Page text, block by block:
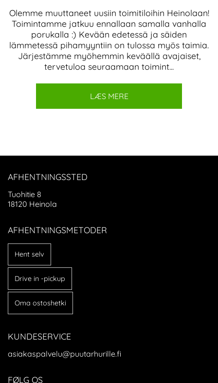
Olemme muuttaneet uusiin toimitiloihin Heinolaan!
Toimintamme jatkuu ennallaan samalla vanhalla
porukalla :) Kevään edetessä ja säiden
lämmetessä pihamyyntiin on tulossa myös taimia.
Järjestämme myöhemmin keväällä avajaiset,
tervetuloa seuraamaan toimint...
LÆS MERE
AFHENTNINGSSTED
Tuohitie 8
18120 Heinola
AFHENTNINGSMETODER
Hent selv
Drive in -pickup
Oma ostoshetki
KUNDESERVICE
asiakaspalvelu@puutarhurille.fi
FØLG OS